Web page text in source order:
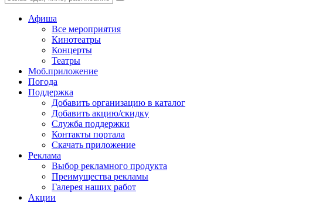
Афиша
Все мероприятия
Кинотеатры
Концерты
Театры
Моб.приложение
Погода
Поддержка
Добавить организацию в каталог
Добавить акцию/скидку
Служба поддержки
Контакты портала
Скачать приложение
Реклама
Выбор рекламного продукта
Преимущества рекламы
Галерея наших работ
Акции